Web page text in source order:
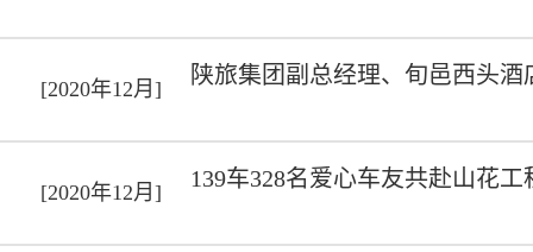
[2020年12月]
陕旅集团副总经理、旬邑西头
[2020年12月]
139车328名爱心车友共赴山花